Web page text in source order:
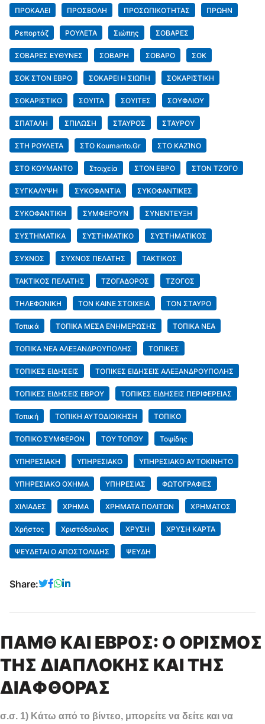
ΠΡΟΚΑΛΕΙ ΠΡΟΣΒΟΛΗ ΠΡΟΣΩΠΙΚΟΤΗΤΑΣ ΠΡΩΗΝ
Ρεπορτάζ ΡΟΥΛΕΤΑ Σιώπης ΣΟΒΑΡΕΣ
ΣΟΒΑΡΕΣ ΕΥΘΥΝΕΣ ΣΟΒΑΡΗ ΣΟΒΑΡΟ ΣΟΚ
ΣΟΚ ΣΤΟΝ ΕΒΡΟ ΣΟΚΑΡΕΙ Η ΣΙΩΠΗ ΣΟΚΑΡΙΣΤΙΚΗ
ΣΟΚΑΡΙΣΤΙΚΟ ΣΟΥΙΤΑ ΣΟΥΙΤΕΣ ΣΟΥΦΛΙΟΥ
ΣΠΑΤΑΛΗ ΣΠΙΛΩΣΗ ΣΤΑΥΡΟΣ ΣΤΑΥΡΟΥ
ΣΤΗ ΡΟΥΛΕΤΑ ΣΤΟ Koumanto.gr ΣΤΟ ΚΑΖΊΝΟ
ΣΤΟ ΚΟΥΜΑΝΤΟ Στοιχεία ΣΤΟΝ ΕΒΡΟ ΣΤΟΝ ΤΖΟΓΟ
ΣΥΓΚΑΛΥΨΗ ΣΥΚΟΦΑΝΤΙΑ ΣΥΚΟΦΑΝΤΙΚΕΣ
ΣΥΚΟΦΑΝΤΙΚΗ ΣΥΜΦΕΡΟΥΝ ΣΥΝΕΝΤΕΥΞΗ
ΣΥΣΤΗΜΑΤΙΚΑ ΣΥΣΤΗΜΑΤΙΚΟ ΣΥΣΤΗΜΑΤΙΚΟΣ
ΣΥΧΝΟΣ ΣΥΧΝΟΣ ΠΕΛΑΤΗΣ ΤΑΚΤΙΚΟΣ
ΤΑΚΤΙΚΟΣ ΠΕΛΑΤΗΣ ΤΖΟΓΑΔΟΡΟΣ ΤΖΟΓΟΣ
ΤΗΛΕΦΩΝΙΚΗ ΤΟΝ ΚΑΙΝΕ ΣΤΟΙΧΕΙΑ ΤΟΝ ΣΤΑΥΡΟ
Τοπικά ΤΟΠΙΚΑ ΜΕΣΑ ΕΝΗΜΕΡΩΣΗΣ ΤΟΠΙΚΑ ΝΕΑ
ΤΟΠΙΚΑ ΝΕΑ ΑΛΕΞΑΝΔΡΟΥΠΟΛΗΣ ΤΟΠΙΚΕΣ
ΤΟΠΙΚΕΣ ΕΙΔΗΣΕΙΣ ΤΟΠΙΚΕΣ ΕΙΔΗΣΕΙΣ ΑΛΕΞΑΝΔΡΟΥΠΟΛΗΣ
ΤΟΠΙΚΕΣ ΕΙΔΗΣΕΙΣ ΕΒΡΟΥ ΤΟΠΙΚΕΣ ΕΙΔΗΣΕΙΣ ΠΕΡΙΦΕΡΕΙΑΣ
Τοπική ΤΟΠΙΚΗ ΑΥΤΟΔΙΟΙΚΗΣΗ ΤΟΠΙΚΟ
ΤΟΠΙΚΟ ΣΥΜΦΕΡΟΝ ΤΟΥ ΤΟΠΟΥ Τοψίδης
ΥΠΗΡΕΣΙΑΚΗ ΥΠΗΡΕΣΙΑΚΟ ΥΠΗΡΕΣΙΑΚΟ ΑΥΤΟΚΙΝΗΤΟ
ΥΠΗΡΕΣΙΑΚΟ ΟΧΗΜΑ ΥΠΗΡΕΣΙΑΣ ΦΩΤΟΓΡΑΦΙΕΣ
ΧΙΛΙΑΔΕΣ ΧΡΗΜΑ ΧΡΗΜΑΤΑ ΠΟΛΙΤΩΝ ΧΡΗΜΑΤΟΣ
Χρήστος Χριστόδουλος ΧΡΥΣΗ ΧΡΥΣΗ ΚΑΡΤΑ
ΨΕΥΔΕΤΑΙ Ο ΑΠΟΣΤΟΛΙΔΗΣ ΨΕΥΔΗ
Share:
ΠΑΜΘ ΚΑΙ ΕΒΡΟΣ: Ο ΟΡΙΣΜΟΣ
ΤΗΣ ΔΙΑΠΛΟΚΗΣ ΚΑΙ ΤΗΣ
ΔΙΑΦΘΟΡΑΣ
σ.σ. 1) Κάτω από το βίντεο, μπορείτε να δείτε και να